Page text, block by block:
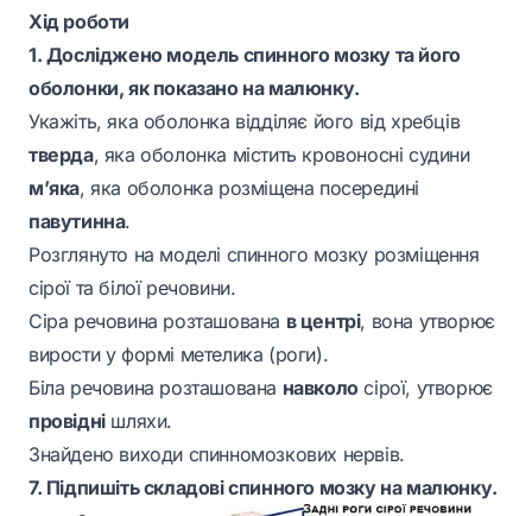
Хід роботи
1. Досліджено модель спинного мозку та його
оболонки, як показано на малюнку.
Укажіть, яка оболонка відділяє його від хребців
тверда, яка оболонка містить кровоносні судини
м’яка, яка оболонка розміщена посередині
павутинна.
Розглянуто на моделі спинного мозку розміщення
сірої та білої речовини.
Сіра речовина розташована в центрі, вона утворює
вирости у формі метелика (роги).
Біла речовина розташована навколосірої, утворює
провіднішляхи.
Знайдено виходи спинномозкових нервів.
7. Підпишіть складові спинного мозку на малюнку.